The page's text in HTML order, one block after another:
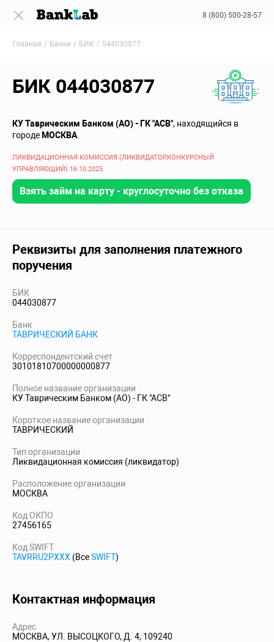
8 (800) 500-28-57
Главная Банки БИК 044030877
БИК 044030877
КУ Таврическим Банком (АО) - ГК "АСВ", находящийся в
городе МОСКВА
ЛИКВИДАЦИОННАЯ КОМИССИЯ (ЛИКВИДАТОР,КОНКУРСНЫЙ
УПРАВЛЯЮЩИЙ) 16.10.2025
Взять займ на карту - круглосуточно без отказа
Реквизиты для заполнения платежного
поручения
БИК
044030877
Банк
ТАВРИЧЕСКИЙ БАНК
Корреспондентский счет
30101810700000000877
Полное название организации
КУ Таврическим Банком (АО) - ГК "АСВ"
Короткое название организации
ТАВРИЧЕСКИЙ
Тип организации
Ликвидационная комиссия (ликвидатор)
Расположение организации
МОСКВА
Код ОКПО
27456165
Код SWIFT
TAVRRU2PXXX (ВсеSWIFT)
Контактная информация
Адрес
МОСКВА, УЛ. ВЫСОЦКОГО, Д. 4, 109240